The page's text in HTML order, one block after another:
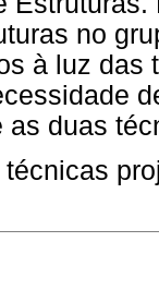
no
à luz das
as duas
técnicas